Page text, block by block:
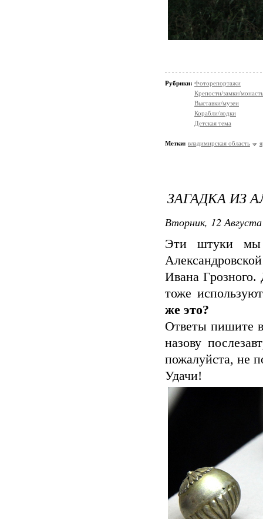
Рубрики: Фоторепортажи
Крепости/замки/
Выставки/музеи
Корабли/лодки
Детская тема
Метки: владимирская область
ЗАГАДКА ИЗ
Вторник, 12
Эти штуки мы
Ивана Грозного.
тоже
же это?
Ответы пишите
назову
пожалуйста, не
Удачи!